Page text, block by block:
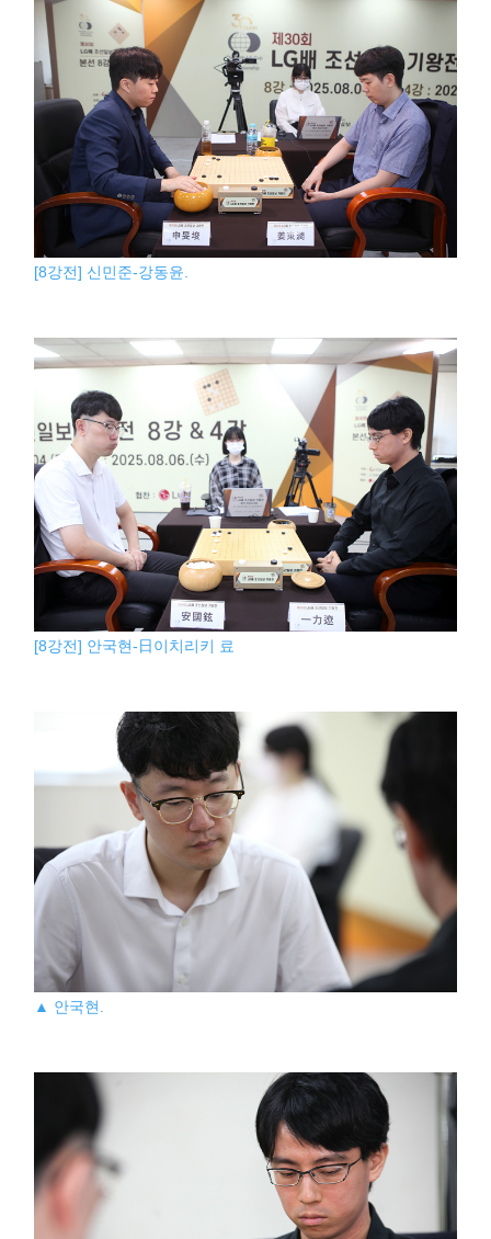
[8강전] 신민준-강동윤.
[8강전] 안국현-日이치리키 료
▲ 안국현.